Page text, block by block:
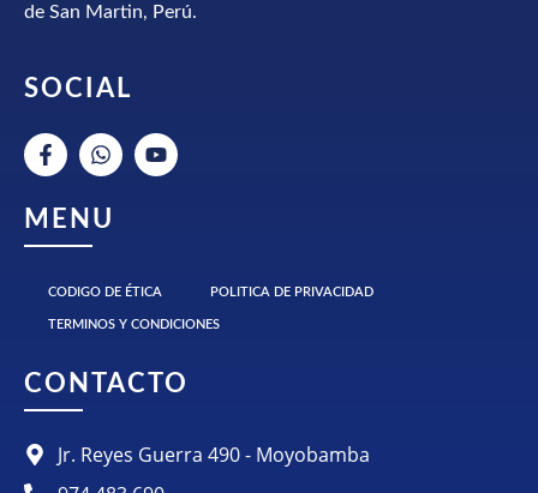
de San Martin, Perú.
SOCIAL
MENU
CODIGO DE ÉTICA POLITICA DE PRIVACIDAD
TERMINOS Y CONDICIONES
CONTACTO
Jr. Reyes Guerra 490 - Moyobamba